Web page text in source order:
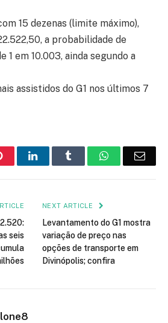
15 dezenas (limite máximo),
a probabilidade de
1 em 10.003, ainda segundo a
assistidos do G1 nos últimos 7
PinterestLinkedIn Tumblr WhatsApp
seis
NEXT ARTICLE
Levantamento do G1 mostra
variação de preço nas
opções de transporte em
Divinópolis; confira